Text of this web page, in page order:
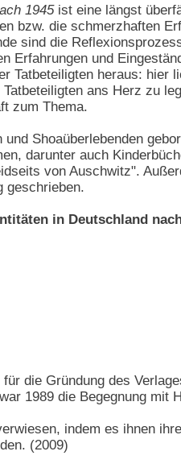
1945ist eine längst
bzw. die schmerzhaften
sind die
Erfahrungen und
Tatbeteiligten heraus: hier
ans Herz zu
zum Thema.
Shoaüberlebenden
darunter auch
von Auschwitz".
geschrieben.
in Deutschland
die Gründung des
1989 die Begegnung mit
indem es ihnen
(2009)